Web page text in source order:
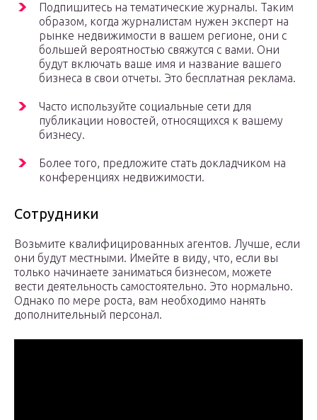
Подпишитесь на тематические журналы. Таким
образом, когда журналистам нужен эксперт на
рынке недвижимости в вашем регионе, они с
большей вероятностью свяжутся с вами. Они
будут включать ваше имя и название вашего
бизнеса в свои отчеты. Это бесплатная реклама.
Часто используйте социальные сети для
публикации новостей, относящихся к вашему
бизнесу.
Более того, предложите стать докладчиком на
конференциях недвижимости.
Сотрудники
Возьмите квалифицированных агентов. Лучше, если
они будут местными. Имейте в виду, что, если вы
только начинаете заниматься бизнесом, можете
вести деятельность самостоятельно. Это нормально.
Однако по мере роста, вам необходимо нанять
дополнительный персонал.